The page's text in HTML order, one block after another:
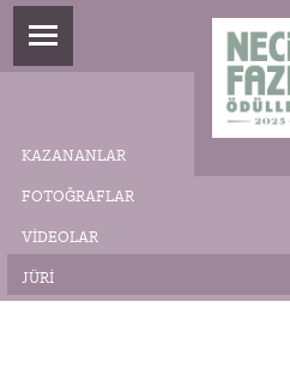
KAZANANLAR
FOTOĞRAFLAR
VIDEOLAR
JÜRI